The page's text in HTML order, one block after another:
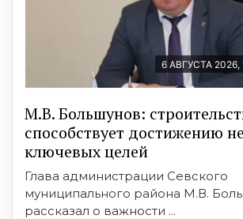
6 АВГУСТА 2026,
М.В. Большунов:
способствует достижению
ключевых целей
Глава администрации Севского
муниципального района М.В.
рассказал о важности ...